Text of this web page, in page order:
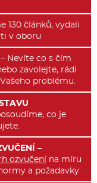
130 článků, vydali
v oboru
– Nevíte co s čím
zavolejte, rádi
problému.
co je
–
ozvučení na míru
a požadavky.